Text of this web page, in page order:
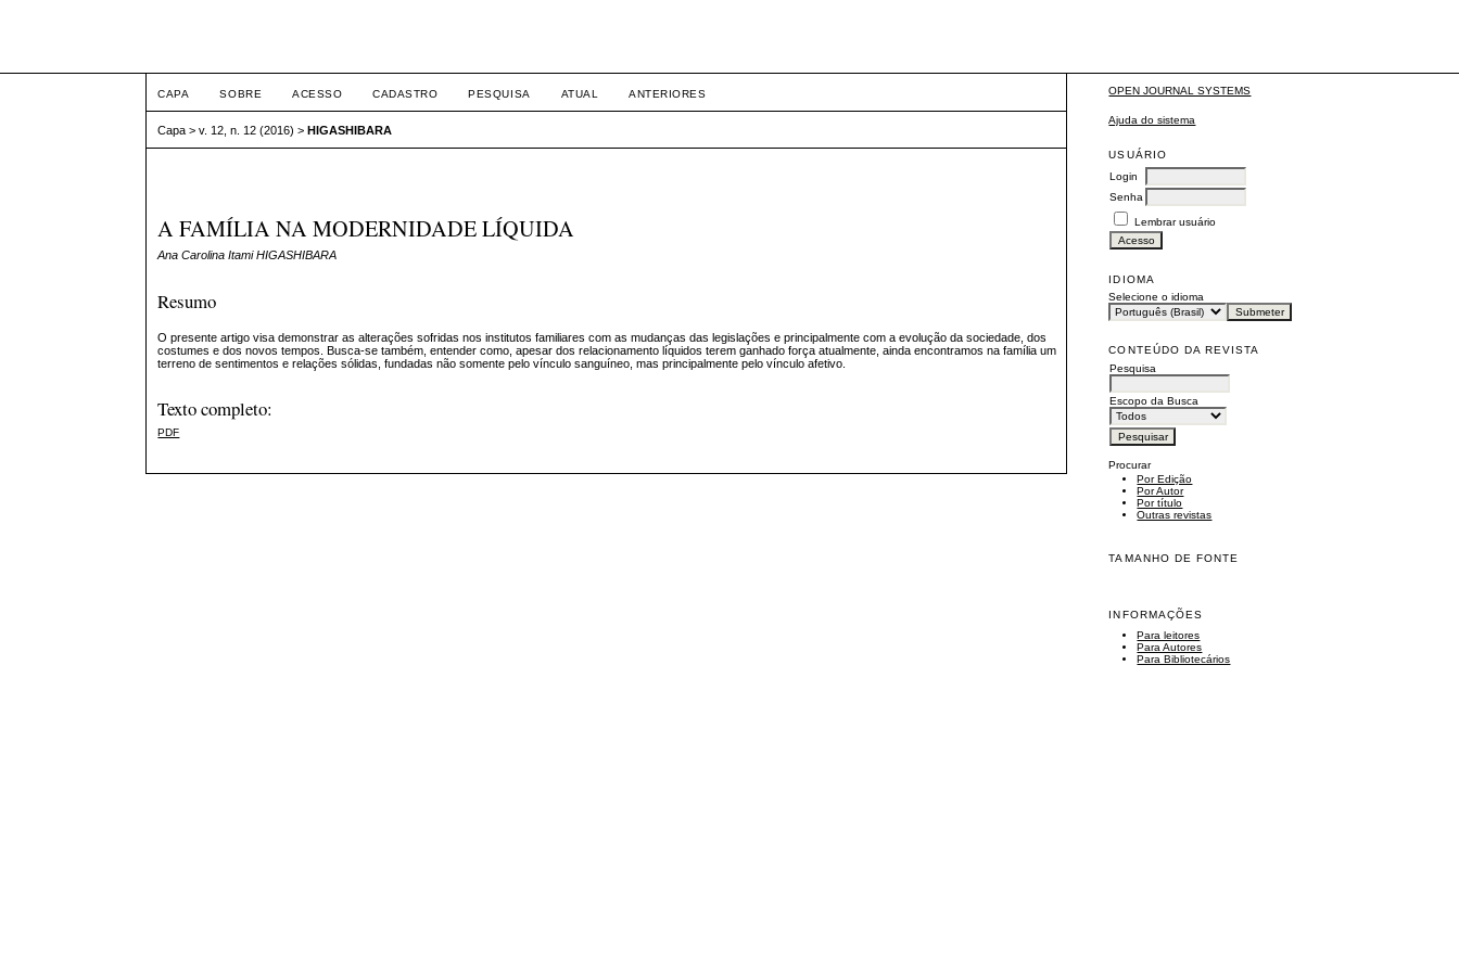
OPEN JOURNAL SYSTEMS
Ajuda do sistema
USUÁRIO
Login
Senha
Lembrar usuário
IDIOMA
Selecione o idioma
CONTEÚDO DA REVISTA
Pesquisa
Escopo da Busca
Procurar
Por Edição
Por Autor
Por título
Outras revistas
TAMANHO DE FONTE
INFORMAÇÕES
Para leitores
Para Autores
Para Bibliotecários
CAPA SOBRE ACESSO CADASTRO PESQUISA ATUAL ANTERIORES
Capa >v. 12, n. 12 (2016) >HIGASHIBARA
A FAMÍLIA NA MODERNIDADE LÍQUIDA
Ana Carolina Itami HIGASHIBARA
Resumo
O presente artigo visa demonstrar as alterações sofridas nos institutos familiares com as mudanças das legislações e principalmente com a evolução da sociedade, dos
costumes e dos novos tempos. Busca-se também, entender como, apesar dos relacionamento líquidos terem ganhado força atualmente, ainda encontramos na família um
terreno de sentimentos e relações sólidas, fundadas não somente pelo vínculo sanguíneo, mas principalmente pelo vínculo afetivo.
Texto completo:
PDF